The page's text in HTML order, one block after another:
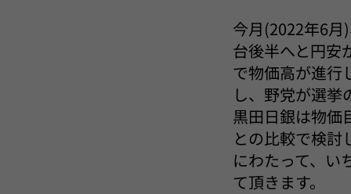
今月(2022年6
台後半へと円安
で物価高が進行
し、野党が選挙
黒田日銀は物価
との比較で検
にわたって、い
て頂きます。